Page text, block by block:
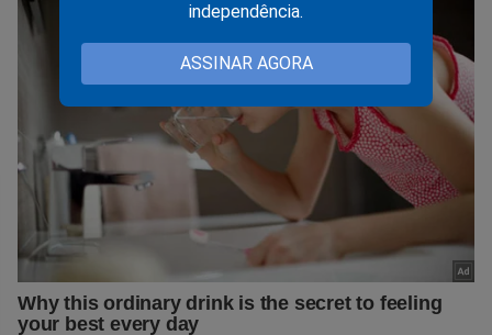
independência.
ASSINAR AGORA